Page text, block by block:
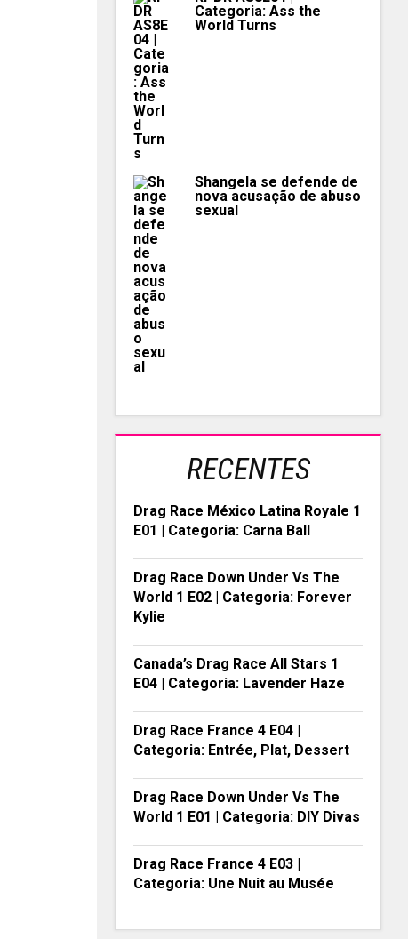
Categoria: Ass the
World Turns
Shangela se defende de
nova acusação de abuso
sexual
RECENTES
Drag Race México Latina Royale 1
E01 | Categoria: Carna Ball
Drag Race Down Under Vs The
World 1 E02 | Categoria: Forever
Kylie
Canada’s Drag Race All Stars 1
E04 | Categoria: Lavender Haze
Drag Race France 4 E04 |
Categoria: Entrée, Plat, Dessert
Drag Race Down Under Vs The
World 1 E01 | Categoria: DIY Divas
Drag Race France 4 E03 |
Categoria: Une Nuit au Musée